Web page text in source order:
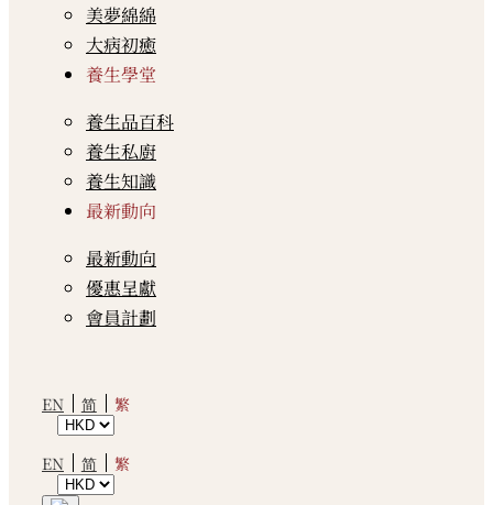
美夢綿綿
大病初癒
養生學堂
養生品百科
養生私廚
養生知識
最新動向
最新動向
優惠呈獻
會員計劃
EN 简 繁
EN 简 繁